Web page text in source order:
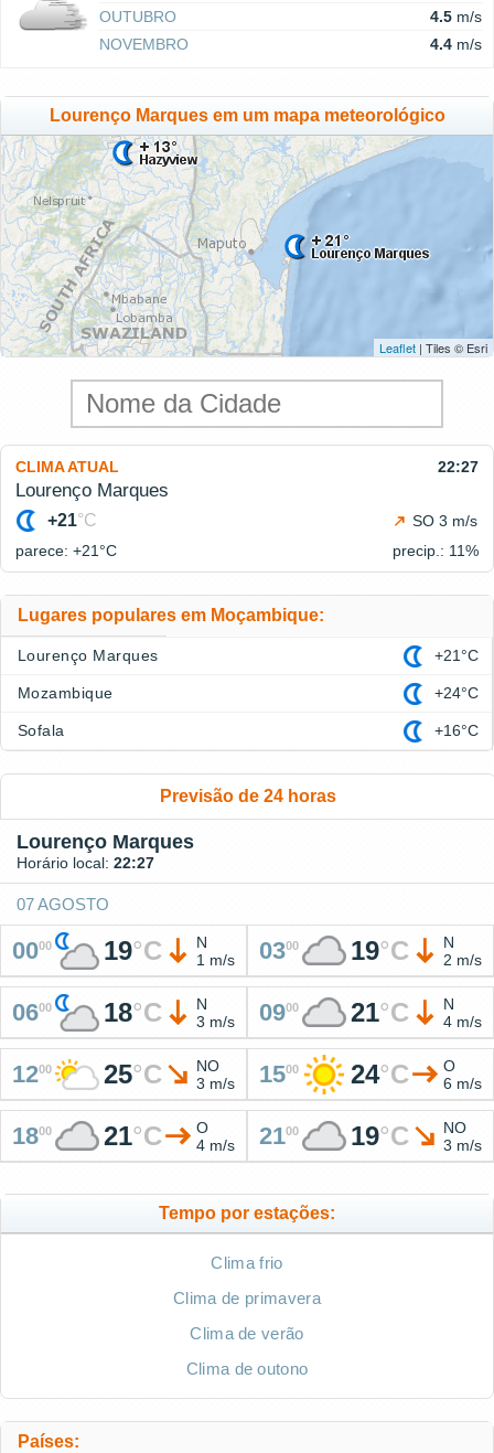
OUTUBRO
4.5 m/s
NOVEMBRO
4.4 m/s
Lourenço Marques em um mapa meteorológico
Leaflet | Tiles © Esri
CLIMA ATUAL 22:27
Lourenço Marques
+21°C
SO 3 m/s
parece: +21°C precip.: 11%
Lugares populares em Moçambique:
Lourenço Marques +21°C
Mozambique +24°C
Sofala +16°C
Previsão de 24 horas
Lourenço Marques
Horário local: 22:27
07 AGOSTO
0000 19°C
N
1 m/s
0300 19°C
N
2 m/s
0600 18°C
N
3 m/s
0900 21°C
N
4 m/s
1200 25°C
NO
3 m/s
1500 24°C
O
6 m/s
1800 21°C
O
4 m/s
2100 19°C
NO
3 m/s
Tempo por estações:
Clima frio
Clima de primavera
Clima de verão
Clima de outono
Países: